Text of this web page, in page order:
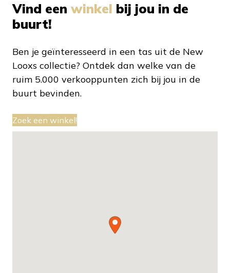
Vind een winkel bij jou in de
buurt!
Ben je geïnteresseerd in een tas uit de New
Looxs collectie? Ontdek dan welke van de
ruim 5.000 verkooppunten zich bij jou in de
buurt bevinden.
Zoek een winkel!